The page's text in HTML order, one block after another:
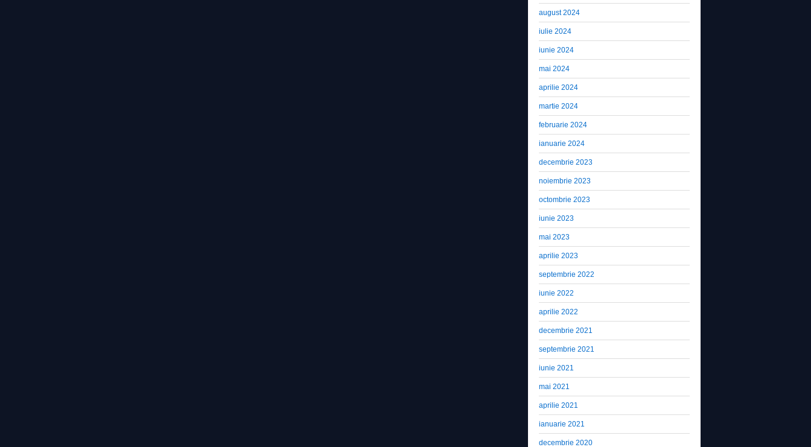
august 2024
iulie 2024
iunie 2024
mai 2024
aprilie 2024
martie 2024
februarie 2024
ianuarie 2024
decembrie 2023
noiembrie 2023
octombrie 2023
iunie 2023
mai 2023
aprilie 2023
septembrie 2022
iunie 2022
aprilie 2022
decembrie 2021
septembrie 2021
iunie 2021
mai 2021
aprilie 2021
ianuarie 2021
decembrie 2020